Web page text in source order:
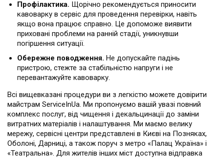
Профілактика. Щорічно рекомендується приносити
кавоварку в сервіс для проведення перевірки, навіть
якщо вона працює справно. Це допоможе виявити
приховані проблеми на ранній стадії, уникнувши
погіршення ситуації.
Обережне поводження. Не допускайте падінь
пристрою, стежте за стабільністю напруги і не
перевантажуйте кавоварку.
Всі вищевказані процедури ви з легкістю можете довірити
майстрам ServiceInUa. Ми пропонуємо вашій увазі повний
комплекс послуг, від чищення і декальцинації до заміни
витратних матеріалів і налаштування. Ми маємо велику
мережу, сервісні центри представлені в Києві на Позняках,
Оболоні, Дарниці, а також поруч з метро «Палац Україна» і
«Театральна». Для жителів інших міст доступна відправка